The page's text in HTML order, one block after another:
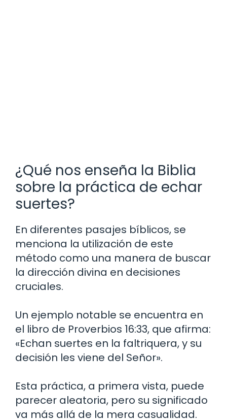
¿Qué nos enseña la Biblia
sobre la práctica de echar
suertes?
En diferentes pasajes bíblicos, se
menciona la utilización de este
método como una manera de buscar
la dirección divina en decisiones
cruciales.
Un ejemplo notable se encuentra en
el libro de Proverbios 16:33, que afirma:
«Echan suertes en la faltriquera, y su
decisión les viene del Señor».
Esta práctica, a primera vista, puede
parecer aleatoria, pero su significado
va más allá de la mera casualidad.